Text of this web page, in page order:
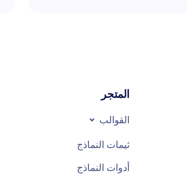
المتجر
القوالب
ثيمات النماذج
أدوات النماذج